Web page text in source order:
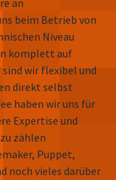
an
beim Betrieb von
Niveau
komplett auf
wir flexibel und
direkt selbst
haben wir uns für
Expertise und
zählen
Puppet,
noch vieles darüber